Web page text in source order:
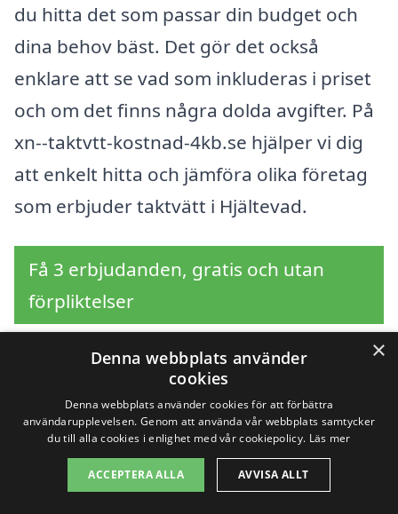
du hitta det som passar din budget och
dina behov bäst. Det gör det också
enklare att se vad som inkluderas i priset
och om det finns några dolda avgifter. På
xn--taktvtt-kostnad-4kb.se hjälper vi dig
att enkelt hitta och jämföra olika företag
som erbjuder taktvätt i Hjältevad.
Få 3 erbjudanden, gratis och utan
förpliktelser
Sök efter en
professionell för
taktvätt i andra städer
×
Denna webbplats använder
cookies
Denna webbplats använder cookies för att förbättra
användarupplevelsen. Genom att använda vår webbplats samtycker
du till alla cookies i enlighet med vår cookiepolicy. Läs mer
ACCEPTERA ALLA AVVISA ALLT